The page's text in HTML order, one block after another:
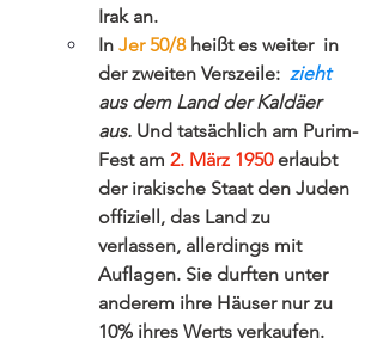
Irak an.
In Jer 50/8 heißt es weiter  in
der zweiten Verszeile: zieht
aus dem Land der Kaldäer
aus. Und tatsächlich am Purim-
Fest am 2. März 1950 erlaubt
der irakische Staat den Juden
offiziell, das Land zu
verlassen, allerdings mit
Auflagen. Sie durften unter
anderem ihre Häuser nur zu
10% ihres Werts verkaufen.